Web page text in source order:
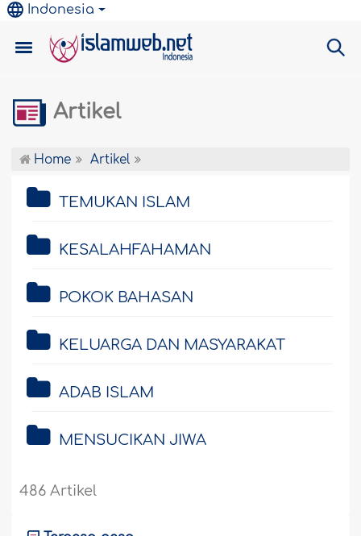
Indonesia
Artikel
Home Artikel
TEMUKAN ISLAM
KESALAHFAHAMAN
POKOK BAHASAN
KELUARGA DAN MASYARAKAT
ADAB ISLAM
MENSUCIKAN JIWA
486 Artikel